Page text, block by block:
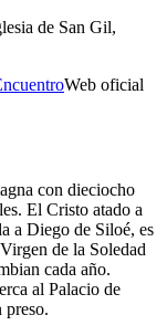
de San Gil,
Web oficial
con dieciocho
El Cristo atado a
a Diego de Siloé, es
de la Soledad
cada año.
al Palacio de
preso.